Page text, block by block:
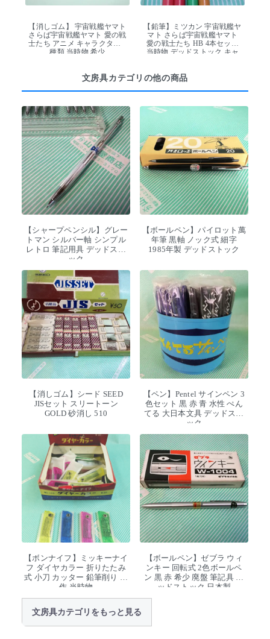
【消しゴム】 宇宙戦艦ヤマト
さらば宇宙戦艦ヤマト 愛の戦
士たち アニメ キャラクター 4
種類 当時物 希少
【鉛筆】ミツカン 宇宙戦艦ヤ
マト さらば宇宙戦艦ヤマト
愛の戦士たち HB 4本セット
当時物 デッドストック キャ
文房具カテゴリの他の商品
【シャープペンシル】グレー
トマン シルバー軸 シンプル
レトロ 筆記用具 デッドスト
ック
【ボールペン】パイロット萬
年筆 黒軸 ノック式 細字
1985年製 デッドストック
【消しゴム】シード SEED
JISセット スリートーン
GOLD 砂消し 510
【ペン】Pentel サインペン 3
色セット 黒 赤 青 水性 ぺん
てる 大日本文具 デッドスト
ック
【ボンナイフ】ミッキーナイ
フ ダイヤカラー 折りたたみ
式 小刀 カッター 鉛筆削り 工
作 当時物
【ボールペン】ゼブラ ウィ
ンキー 回転式 2色ボールペ
ン 黒 赤 希少 廃盤 筆記具 デ
ッドストック 日本製
文房具カテゴリをもっと見る